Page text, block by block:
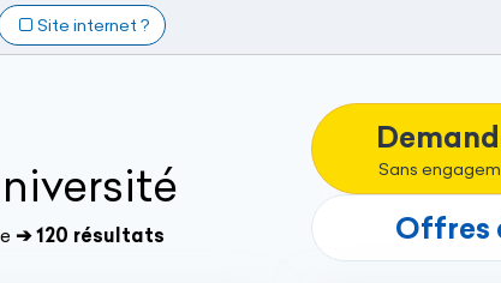
Site internet ?
➔ 120 résultats
Sans
Offres